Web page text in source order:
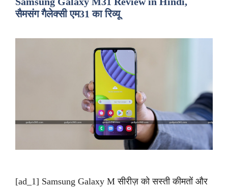
सैमसंग गैलेक्सी एम31 का रिव्यू
[ad_1] Samsung Galaxy M सीरीज़ को सस्ती कीमतों और